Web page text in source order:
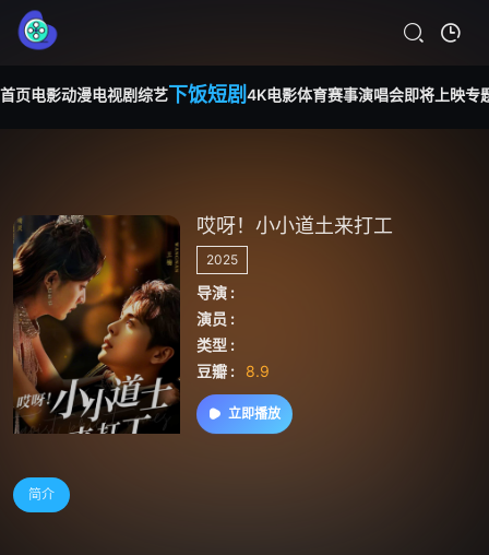
首页电影动漫电视剧综艺下饭短剧 4K电影体育赛事演唱会即将上映专
哎呀！小小道土来打工
2025
导演 :
演员 :
类型 :
豆瓣 :
8.9
立即播放
简介